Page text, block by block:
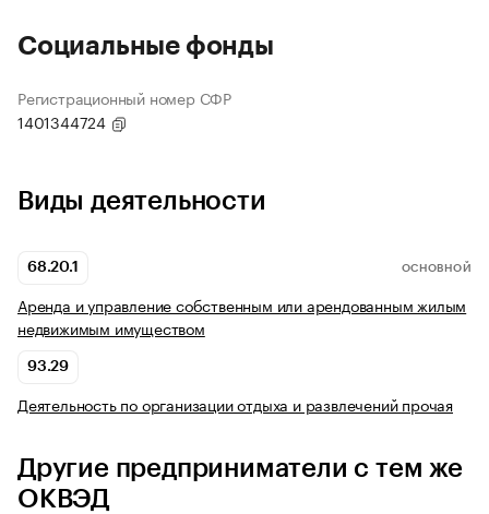
Социальные фонды
Регистрационный номер СФР
1401344724
Виды деятельности
68.20.1 ОСНОВНОЙ
Аренда и управление собственным или арендованным жилым
недвижимым имуществом
93.29
Деятельность по организации отдыха и развлечений прочая
Другие предприниматели с тем же
ОКВЭД